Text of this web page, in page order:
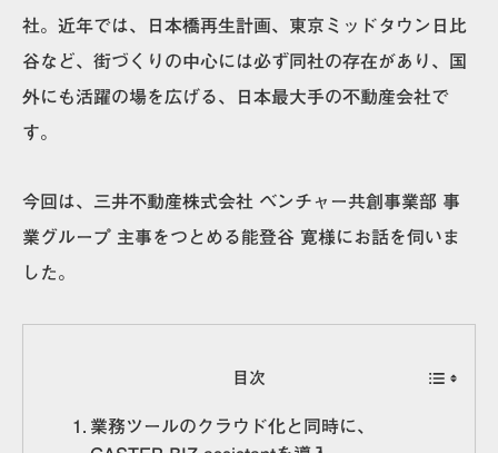
社。近年では、日本橋再生計画、東京ミッドタウン日比
谷など、街づくりの中心には必ず同社の存在があり、国
外にも活躍の場を広げる、日本最大手の不動産会社で
す。
今回は、三井不動産株式会社 ベンチャー共創事業部 事
業グループ 主事をつとめる能登谷 寛様にお話を伺いま
した。
目次
業務ツールのクラウド化と同時に、